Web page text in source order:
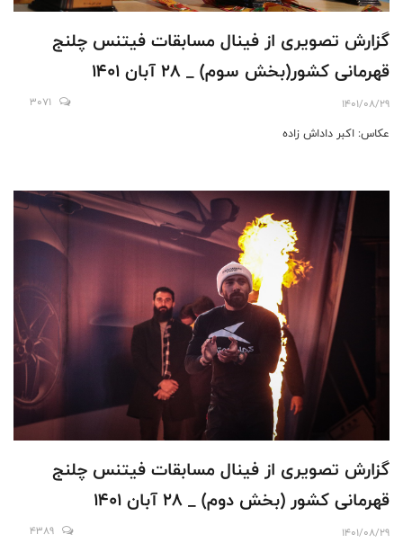
گزارش تصویری از فینال مسابقات فیتنس چلنج
قهرمانی کشور(بخش سوم) _ 28 آبان 1401
1401/08/29
3071
عکاس: اکبر داداش زاده
گزارش تصویری از فینال مسابقات فیتنس چلنج
قهرمانی کشور (بخش دوم) _ 28 آبان 1401
1401/08/29
4389